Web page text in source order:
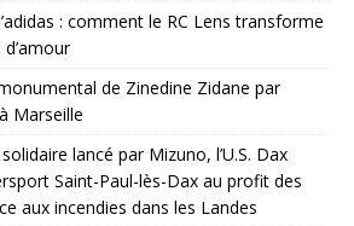
: comment le RC Lens transforme
de Zinedine Zidane par
Marseille
lancé par Mizuno, l’U.S. Dax
Saint-Paul-lès-Dax au profit des
aux incendies dans les Landes